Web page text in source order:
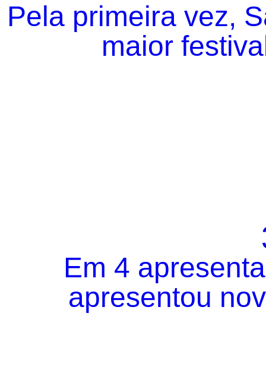
Pela primeira vez,
maior
Em 4
apresentou